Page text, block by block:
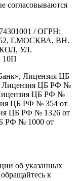
согласовываются
/ ОГРН:
Г.МОСКВА, ВН.
УЛ.
Лицензия ЦБ
Лицензия ЦБ РФ №
ЦБ РФ №
ЦБ РФ № 354 от
ЦБ РФ № 1326 от
РФ № 1000 от
об указанных
к